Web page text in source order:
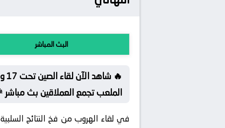
البث المباشر
الملعب تجمع العملاقين بث مباشر
في لقاء الهروب من فخ النتائج